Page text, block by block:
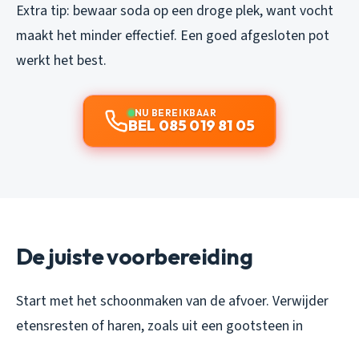
Extra tip: bewaar soda op een droge plek, want vocht
maakt het minder effectief. Een goed afgesloten pot
werkt het best.
NU BEREIKBAAR
BEL 085 019 81 05
De juiste voorbereiding
Start met het schoonmaken van de afvoer. Verwijder
etensresten of haren, zoals uit een gootsteen in